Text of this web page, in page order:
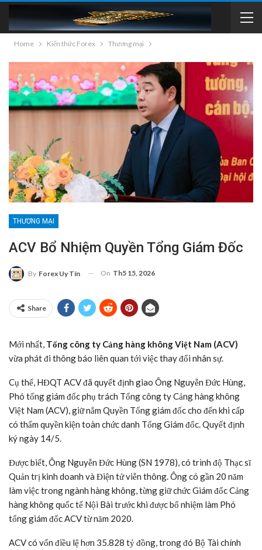
Home Kiến thức Forex Thương mại
THƯƠNG MẠI
ACV Bổ Nhiệm Quyền Tổng Giám Đốc
By Forex Uy Tín On Th5 15, 2026
Share
Mới nhất, Tổng công ty Cảng hàng không Việt Nam (ACV)
vừa phát đi thông báo liên quan tới việc thay đổi nhân sự.
Cụ thể, HĐQT ACV đã quyết định giao Ông Nguyễn Đức Hùng,
Phó tổng giám đốc phụ trách Tổng công ty Cảng hàng không
Việt Nam (ACV), giữ nắm Quyền Tổng giám đốc cho đến khi cấp
có thẩm quyền kiện toàn chức danh Tổng Giám đốc. Quyết định
ký ngày 14/5.
Được biết, Ông Nguyễn Đức Hùng (SN 1978), có trình độ Thạc sĩ
Quản trị kinh doanh và Điện tử viễn thông. Ông có gần 20 năm
làm việc trong ngành hàng không, từng giữ chức Giám đốc Cảng
hàng không quốc tế Nội Bài trước khi được bổ nhiệm làm Phó
tổng giám đốc ACV từ năm 2020.
ACV có vốn điều lệ hơn 35.828 tỷ đồng, trong đó Bộ Tài chính